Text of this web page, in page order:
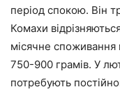
період спокою. Він
Комахи
місячне
750-900 грамів. У
потребують